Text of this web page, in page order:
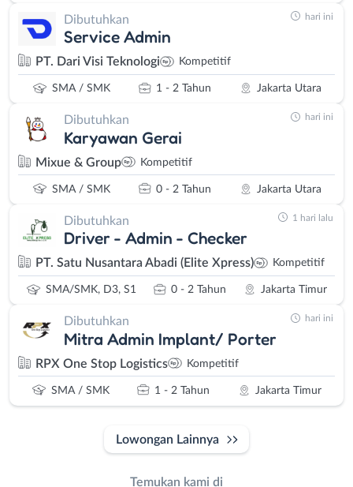
Dibutuhkan
Service Admin
PT. Dari Visi Teknologi Kompetitif
SMA / SMK 1 - 2 Tahun Jakarta Utara
hari ini
Dibutuhkan
Karyawan Gerai
Mixue & Group Kompetitif
SMA / SMK 0 - 2 Tahun Jakarta Utara
hari ini
Dibutuhkan
Driver - Admin - Checker
PT. Satu Nusantara Abadi (Elite Xpress) Kompetitif
SMA/SMK, D3, S1 0 - 2 Tahun Jakarta Timur
1 hari lalu
Dibutuhkan
Mitra Admin Implant/ Porter
RPX One Stop Logistics Kompetitif
SMA / SMK 1 - 2 Tahun Jakarta Timur
hari ini
Lowongan Lainnya
Temukan kami di